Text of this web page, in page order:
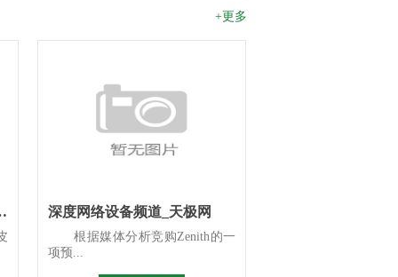
+更多
智能化选型指南 深度网络设备频道_天极网
根据媒体分析竞购Zenith的一
项预...